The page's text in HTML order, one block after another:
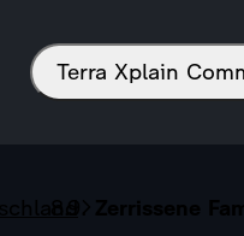
Terra Xplain
Zerrissene